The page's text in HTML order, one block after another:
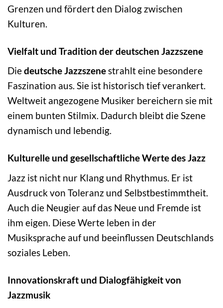
Grenzen und fördert den Dialog zwischen
Kulturen.
Vielfalt und Tradition der deutschen Jazzszene
Diedeutsche Jazzszenestrahlt eine besondere
Faszination aus. Sie ist historisch tief verankert.
Weltweit angezogene Musiker bereichern sie mit
einem bunten Stilmix. Dadurch bleibt die Szene
dynamisch und lebendig.
Kulturelle und gesellschaftliche Werte des Jazz
Jazz ist nicht nur Klang und Rhythmus. Er ist
Ausdruck von Toleranz und Selbstbestimmtheit.
Auch die Neugier auf das Neue und Fremde ist
ihm eigen. Diese Werte leben in der
Musiksprache auf und beeinflussen Deutschlands
soziales Leben.
Innovationskraft und Dialogfähigkeit von
Jazzmusik